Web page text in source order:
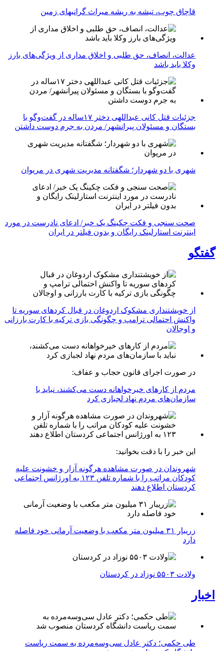
قاچاق چوب، تیشه به ریشه میراث گرانبهای زمین
عدالت، انصاف، حق طلبی و اخلاق مداری از ویژگی‌های بارز
وکلا باید باشد
جزئیات قتل کانی عبداللهی دختر ۱۷ساله در گفت‌وگو با
بستگان و مسئولان پیرانشهر/ مردن به جرم دوست داشتن
شهری با دو شهردار؛ شگفتانه مدیریت شهری در مریوان
صحت سنجی و فکت چکینگ یک خبر/ ادعای نادرست در مورد
اینترنت استارلینک رایگان و بدون فیلتر در ایران
گفتگو
از خویشتنداری مشکوک اردوغان در قبال کردهای سوریه تا
واکنش احتمالی ترامپ و چگونگی بازی ترکیه با کارت بارزانی
و اوجالان
در صورت اجرای قانون حجاب و عفاف:
مردم از کارهای خیرخواهانه دست می‌کشند، نباید با
سازمان‌های مردم نهاد لجبازی کرد
این خبر را با دقت بخوانید:
شهروندان در صورت مشاهده هرگونه آزار و خشونت علیه
کودکان مراتب را با شماره تلفن ۱۲۳ به اورژانس اجتماعی
کردستان اطلاع دهند
زریبار ۳۱ میلیون متر مکعب با وضعیت آرمانی خود فاصله
دارد
ولادت ۵۵۰۳ نوزاد در کردستان
اخبار
طی حکمی؛ دکتر عادل سی‌وسه‌مرده به سمت ریاست